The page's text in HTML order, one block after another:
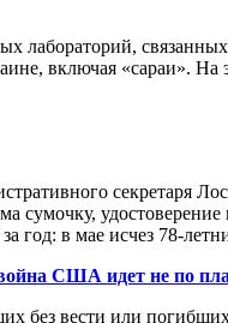
лабораторий,
включая «сараи».
секретаря
год: в мае исчез 78-
США идет не по
без вести или